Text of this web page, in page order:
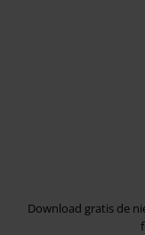
Download gratis de